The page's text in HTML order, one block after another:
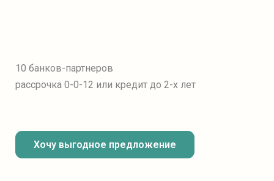
Хочу выгодное предложение
10 банков-партнеров
рассрочка 0-0-12 или кредит до 2-х лет